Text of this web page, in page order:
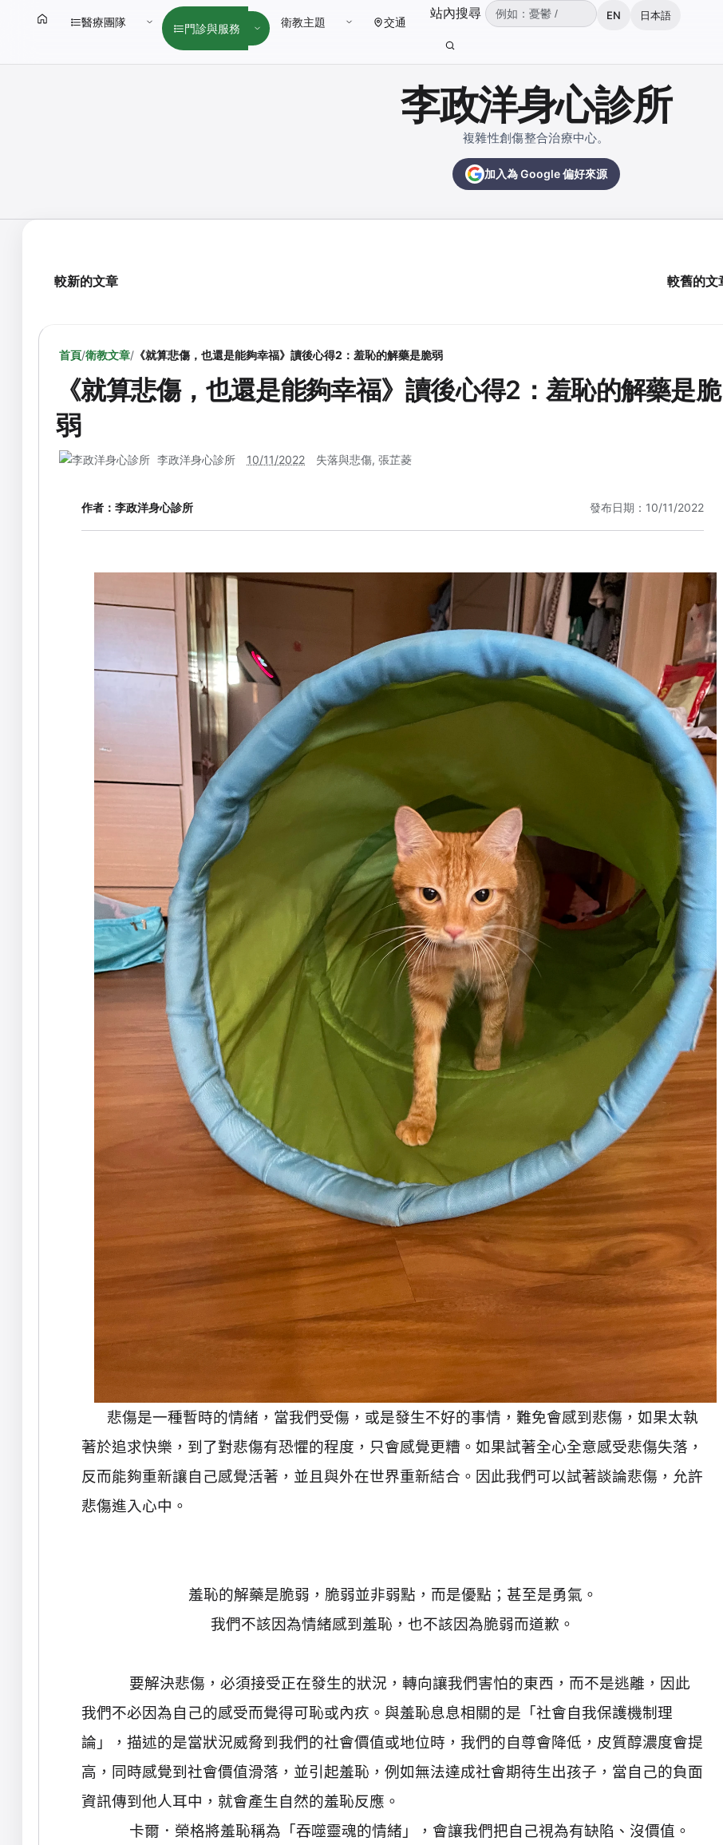
醫療團隊 門診與服務 衛教主題 交通
站內搜尋 （可輸入：憂鬱、焦慮、失眠、ADHD、
EN 日本語
李政洋身心診所
複雜性創傷整合治療中心。
加入為 Google 偏好來源
較新的文章 較舊的文
首頁/衛教文章/ 《就算悲傷，也還是能夠幸福》讀後心得2：羞恥的解藥是脆弱
《就算悲傷，也還是能夠幸福》讀後心得2：羞恥的解藥是脆
弱
李政洋身心診所 10/11/2022 失落與悲傷, 張芷菱
作者： 李政洋身心診所 發布日期：10/11/2022
悲傷是一種暫時的情緒，當我們受傷，或是發生不好的事情，難免會感到悲傷，如果太執
著於追求快樂，到了對悲傷有恐懼的程度，只會感覺更糟。如果試著全心全意感受悲傷失落，
反而能夠重新讓自己感覺活著，並且與外在世界重新結合。因此我們可以試著談論悲傷，允許
悲傷進入心中。
羞恥的解藥是脆弱，脆弱並非弱點，而是優點；甚至是勇氣。
我們不該因為情緒感到羞恥，也不該因為脆弱而道歉。
要解決悲傷，必須接受正在發生的狀況，轉向讓我們害怕的東西，而不是逃離，因此
我們不必因為自己的感受而覺得可恥或內疚。與羞恥息息相關的是「社會自我保護機制理
論」，描述的是當狀況威脅到我們的社會價值或地位時，我們的自尊會降低，皮質醇濃度會提
高，同時感覺到社會價值滑落，並引起羞恥，例如無法達成社會期待生出孩子，當自己的負面
資訊傳到他人耳中，就會產生自然的羞恥反應。
卡爾．榮格將羞恥稱為「吞噬靈魂的情緒」，會讓我們把自己視為有缺陷、沒價值。